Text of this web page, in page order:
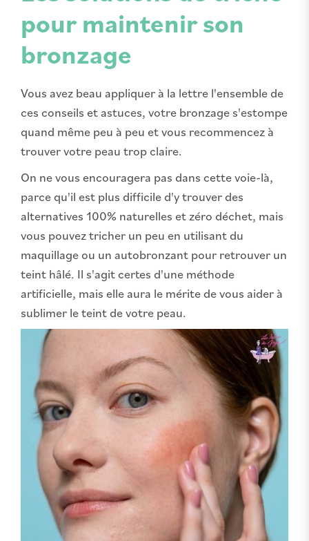
pour maintenir son
bronzage
Vous avez beau appliquer à la lettre l'ensemble de
ces conseils et astuces, votre bronzage s'estompe
quand même peu à peu et vous recommencez à
trouver votre peau trop claire.
On ne vous encouragera pas dans cette voie-là,
parce qu'il est plus difficile d'y trouver des
alternatives 100% naturelles et zéro déchet, mais
vous pouvez tricher un peu en utilisant du
maquillage ou un autobronzant pour retrouver un
teint hâlé. Il s'agit certes d'une méthode
artificielle, mais elle aura le mérite de vous aider à
sublimer le teint de votre peau.